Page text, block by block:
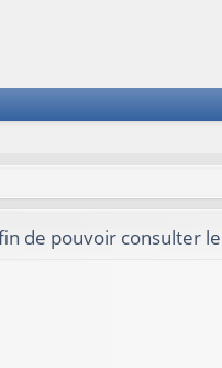
de pouvoir consulter